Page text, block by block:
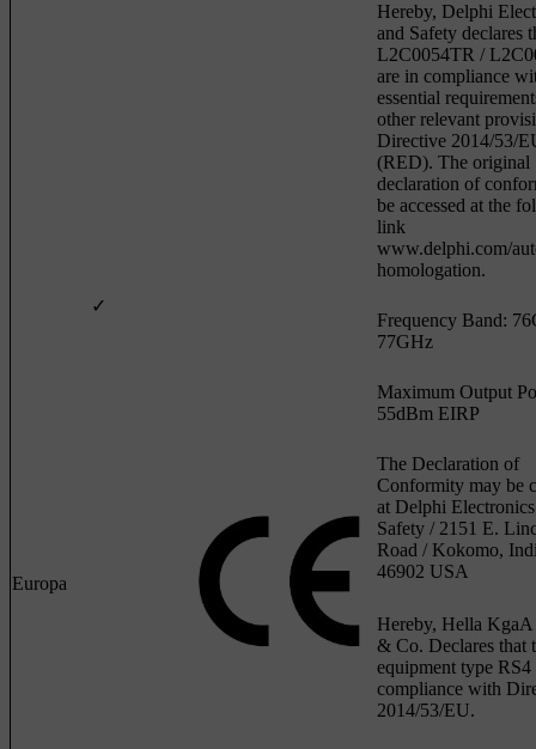
Europa
✓
Hereby, Delphi
and Safety declares
L2C0054TR /
are in compliance
essential
other relevant
Directive 2014/53/
(RED). The original
declaration of
be accessed at the
link
www.delphi.com/
homologation.
Frequency Band:
77GHz
Maximum Output
55dBm EIRP
The Declaration of
Conformity may be
at Delphi
Safety / 2151 E.
Road / Kokomo,
46902 USA
Hereby, Hella
& Co. Declares that
equipment type RS4
compliance with
2014/53/EU.